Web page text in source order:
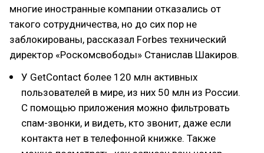
многие иностранные компании отказались от
такого сотрудничества, но до сих пор не
заблокированы, рассказал Forbes технический
директор «Роскомсвободы» Станислав Шакиров.
У GetContact более 120 млн активных
пользователей в мире, из них 50 млн из России.
С помощью приложения можно фильтровать
спам-звонки, и видеть, кто звонит, даже если
контакта нет в телефонной книжке. Также